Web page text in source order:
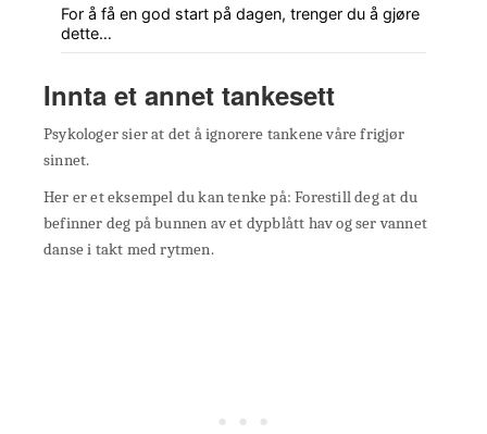
For å få en god start på dagen, trenger du å gjøre
dette…
Innta et annet tankesett
Psykologer sier at det å ignorere tankene våre frigjør
sinnet.
Her er et eksempel du kan tenke på: Forestill deg at du
befinner deg på bunnen av et dypblått hav og ser vannet
danse i takt med rytmen.